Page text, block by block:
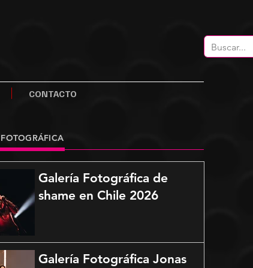
CONTACTO
Galería Fotográfica de
shame en Chile 2026
Galería Fotográfica Jonas